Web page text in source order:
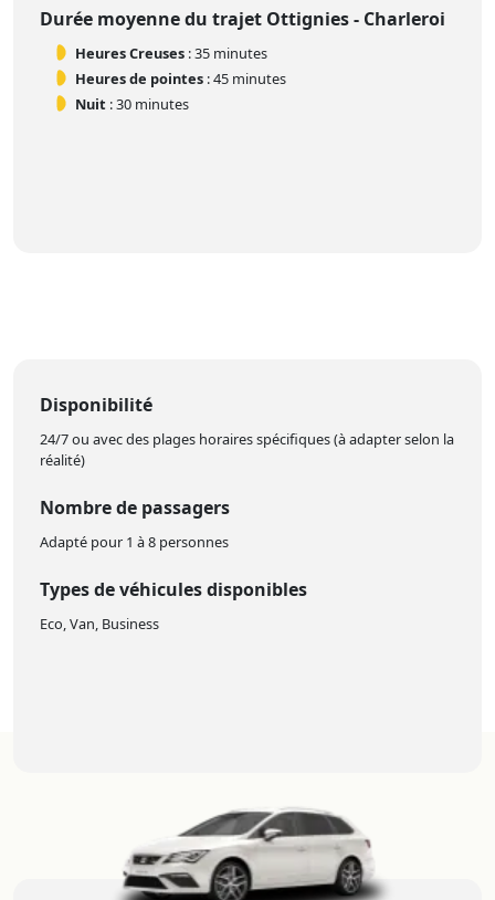
Durée moyenne du trajet Ottignies - Charleroi
Heures Creuses : 35 minutes
Heures de pointes : 45 minutes
Nuit : 30 minutes
Disponibilité
24/7 ou avec des plages horaires spécifiques (à adapter selon la
réalité)
Nombre de passagers
Adapté pour 1 à 8 personnes
Types de véhicules disponibles
Eco, Van, Business